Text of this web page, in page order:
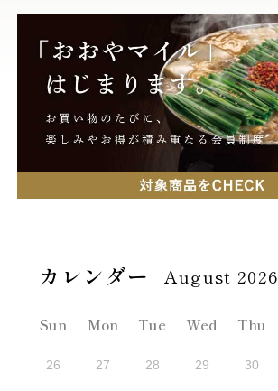
August 2026
Sun Mon Tue Wed Thu
26 27 28 29 30